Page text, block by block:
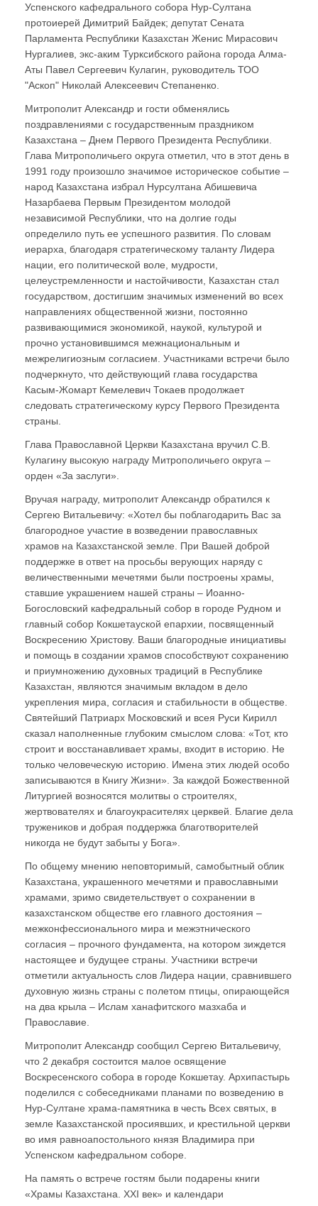
Успенского кафедрального собора Нур-Султана
протоиерей Димитрий Байдек; депутат Сената
Парламента Республики Казахстан Женис Мирасович
Нургалиев, экс-аким Турксибского района города Алма-
Аты Павел Сергеевич Кулагин, руководитель ТОО
"Аскоп" Николай Алексеевич Степаненко.
Митрополит Александр и гости обменялись
поздравлениями с государственным праздником
Казахстана – Днем Первого Президента Республики.
Глава Митрополичьего округа отметил, что в этот день в
1991 году произошло значимое историческое событие –
народ Казахстана избрал Нурсултана Абишевича
Назарбаева Первым Президентом молодой
независимой Республики, что на долгие годы
определило путь ее успешного развития. По словам
иерарха, благодаря стратегическому таланту Лидера
нации, его политической воле, мудрости,
целеустремленности и настойчивости, Казахстан стал
государством, достигшим значимых изменений во всех
направлениях общественной жизни, постоянно
развивающимися экономикой, наукой, культурой и
прочно установившимся межнациональным и
межрелигиозным согласием. Участниками встречи было
подчеркнуто, что действующий глава государства
Касым-Жомарт Кемелевич Токаев продолжает
следовать стратегическому курсу Первого Президента
страны.
Глава Православной Церкви Казахстана вручил С.В.
Кулагину высокую награду Митрополичьего округа –
орден «За заслуги».
Вручая награду, митрополит Александр обратился к
Сергею Витальевичу: «Хотел бы поблагодарить Вас за
благородное участие в возведении православных
храмов на Казахстанской земле. При Вашей доброй
поддержке в ответ на просьбы верующих наряду с
величественными мечетями были построены храмы,
ставшие украшением нашей страны – Иоанно-
Богословский кафедральный собор в городе Рудном и
главный собор Кокшетауской епархии, посвященный
Воскресению Христову. Ваши благородные инициативы
и помощь в создании храмов способствуют сохранению
и приумножению духовных традиций в Республике
Казахстан, являются значимым вкладом в дело
укрепления мира, согласия и стабильности в обществе.
Святейший Патриарх Московский и всея Руси Кирилл
сказал наполненные глубоким смыслом слова: «Тот, кто
строит и восстанавливает храмы, входит в историю. Не
только человеческую историю. Имена этих людей особо
записываются в Книгу Жизни». За каждой Божественной
Литургией возносятся молитвы о строителях,
жертвователях и благоукрасителях церквей. Благие дела
тружеников и добрая поддержка благотворителей
никогда не будут забыты у Бога».
По общему мнению неповторимый, самобытный облик
Казахстана, украшенного мечетями и православными
храмами, зримо свидетельствует о сохранении в
казахстанском обществе его главного достояния –
межконфессионального мира и межэтнического
согласия – прочного фундамента, на котором зиждется
настоящее и будущее страны. Участники встречи
отметили актуальность слов Лидера нации, сравнившего
духовную жизнь страны с полетом птицы, опирающейся
на два крыла – Ислам ханафитского мазхаба и
Православие.
Митрополит Александр сообщил Сергею Витальевичу,
что 2 декабря состоится малое освящение
Воскресенского собора в городе Кокшетау. Архипастырь
поделился с собеседниками планами по возведению в
Нур-Султане храма-памятника в честь Всех святых, в
земле Казахстанской просиявших, и крестильной церкви
во имя равноапостольного князя Владимира при
Успенском кафедральном соборе.
На память о встрече гостям были подарены книги
«Храмы Казахстана. XXI век» и календари